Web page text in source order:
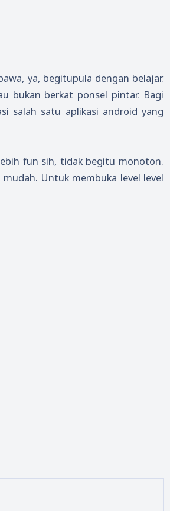
ya, begitupula dengan belajar.
bukan berkat ponsel pintar. Bagi
salah satu aplikasi android yang
fun sih, tidak begitu monoton.
Untuk membuka level level